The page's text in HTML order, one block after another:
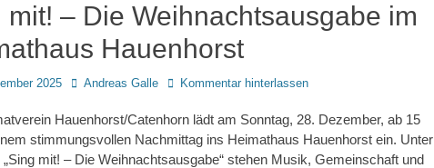
mit! – Die Weihnachtsausgabe im
Hauenhorst
2025 AutorAndreas Galle Kommentar hinterlassen
Hauenhorst/Catenhorn lädt am Sonntag, 28. Dezember, ab 15
stimmungsvollen Nachmittag ins Heimathaus Hauenhorst ein. Unter
„Sing mit! – Die Weihnachtsausgabe“ stehen Musik, Gemeinschaft und